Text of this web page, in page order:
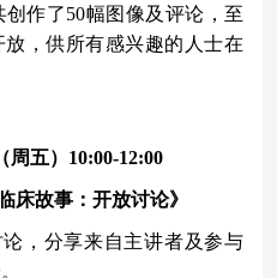
作了50幅图像及评论，至
，供所有感兴趣的人士在
周五）10:00-12:00
床故事：开放讨论》
，分享来自主讲者及参与